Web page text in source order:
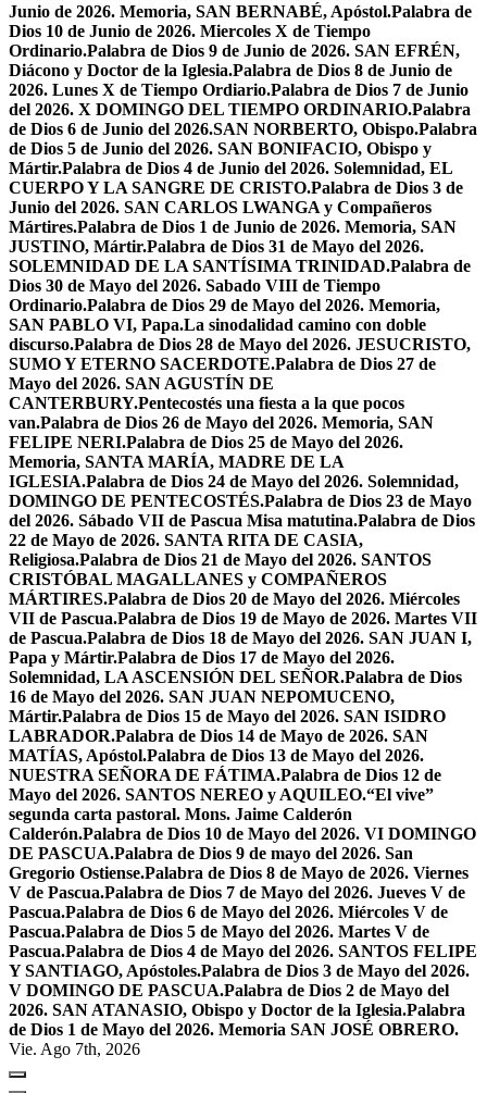
Junio de 2026. Memoria, SAN BERNABÉ, Apóstol.Palabra de
Dios 10 de Junio de 2026. Miercoles X de Tiempo
Ordinario.Palabra de Dios 9 de Junio de 2026. SAN EFRÉN,
Diácono y Doctor de la Iglesia.Palabra de Dios 8 de Junio de
2026. Lunes X de Tiempo Ordiario.Palabra de Dios 7 de Junio
del 2026. X DOMINGO DEL TIEMPO ORDINARIO.Palabra
de Dios 6 de Junio del 2026.SAN NORBERTO, Obispo.Palabra
de Dios 5 de Junio del 2026. SAN BONIFACIO, Obispo y
Mártir.Palabra de Dios 4 de Junio del 2026. Solemnidad, EL
CUERPO Y LA SANGRE DE CRISTO.Palabra de Dios 3 de
Junio del 2026. SAN CARLOS LWANGA y Compañeros
Mártires.Palabra de Dios 1 de Junio de 2026. Memoria, SAN
JUSTINO, Mártir.Palabra de Dios 31 de Mayo del 2026.
SOLEMNIDAD DE LA SANTÍSIMA TRINIDAD.Palabra de
Dios 30 de Mayo del 2026. Sabado VIII de Tiempo
Ordinario.Palabra de Dios 29 de Mayo del 2026. Memoria,
SAN PABLO VI, Papa.La sinodalidad camino con doble
discurso.Palabra de Dios 28 de Mayo del 2026. JESUCRISTO,
SUMO Y ETERNO SACERDOTE.Palabra de Dios 27 de
Mayo del 2026. SAN AGUSTÍN DE
CANTERBURY.Pentecostés una fiesta a la que pocos
van.Palabra de Dios 26 de Mayo del 2026. Memoria, SAN
FELIPE NERI.Palabra de Dios 25 de Mayo del 2026.
Memoria, SANTA MARÍA, MADRE DE LA
IGLESIA.Palabra de Dios 24 de Mayo del 2026. Solemnidad,
DOMINGO DE PENTECOSTÉS.Palabra de Dios 23 de Mayo
del 2026. Sábado VII de Pascua Misa matutina.Palabra de Dios
22 de Mayo de 2026. SANTA RITA DE CASIA,
Religiosa.Palabra de Dios 21 de Mayo del 2026. SANTOS
CRISTÓBAL MAGALLANES y COMPAÑEROS
MÁRTIRES.Palabra de Dios 20 de Mayo del 2026. Miércoles
VII de Pascua.Palabra de Dios 19 de Mayo de 2026. Martes VII
de Pascua.Palabra de Dios 18 de Mayo del 2026. SAN JUAN I,
Papa y Mártir.Palabra de Dios 17 de Mayo del 2026.
Solemnidad, LA ASCENSIÓN DEL SEÑOR.Palabra de Dios
16 de Mayo del 2026. SAN JUAN NEPOMUCENO,
Mártir.Palabra de Dios 15 de Mayo del 2026. SAN ISIDRO
LABRADOR.Palabra de Dios 14 de Mayo de 2026. SAN
MATÍAS, Apóstol.Palabra de Dios 13 de Mayo del 2026.
NUESTRA SEÑORA DE FÁTIMA.Palabra de Dios 12 de
Mayo del 2026. SANTOS NEREO y AQUILEO.“El vive”
segunda carta pastoral. Mons. Jaime Calderón
Calderón.Palabra de Dios 10 de Mayo del 2026. VI DOMINGO
DE PASCUA.Palabra de Dios 9 de mayo del 2026. San
Gregorio Ostiense.Palabra de Dios 8 de Mayo de 2026. Viernes
V de Pascua.Palabra de Dios 7 de Mayo del 2026. Jueves V de
Pascua.Palabra de Dios 6 de Mayo del 2026. Miércoles V de
Pascua.Palabra de Dios 5 de Mayo del 2026. Martes V de
Pascua.Palabra de Dios 4 de Mayo del 2026. SANTOS FELIPE
Y SANTIAGO, Apóstoles.Palabra de Dios 3 de Mayo del 2026.
V DOMINGO DE PASCUA.Palabra de Dios 2 de Mayo del
2026. SAN ATANASIO, Obispo y Doctor de la Iglesia.Palabra
de Dios 1 de Mayo del 2026. Memoria SAN JOSÉ OBRERO.
Vie. Ago 7th, 2026